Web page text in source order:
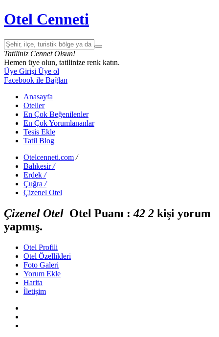
Otel Cenneti
Tatiliniz Cennet Olsun!
Hemen üye olun, tatilinize renk katın.
Üye Girişi Üye ol
Facebook ile Bağlan
Anasayfa
Oteller
En Çok Beğenilenler
En Çok Yorumlananlar
Tesis Ekle
Tatil Blog
Otelcenneti.com /
Balıkesir /
Erdek /
Çuğra /
Çizenel Otel
Çizenel Otel Otel Puanı :42 2 kişi yorum
yapmış.
Otel Profili
Otel Özellikleri
Foto Galeri
Yorum Ekle
Harita
İletişim